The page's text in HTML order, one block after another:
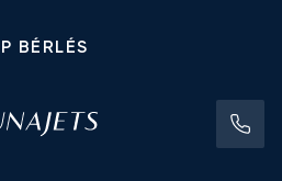
BÉRLÉS